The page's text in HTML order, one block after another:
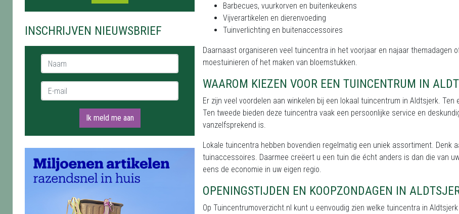
INSCHRIJVEN NIEUWSBRIEF
Naam *
E-mail *
Ik meld me aan
Barbecues, vuurkorven en buitenkeukens
Vijverartikelen en dierenvoeding
Tuinverlichting en buitenaccessoires
Daarnaast organiseren veel tuincentra in het voorjaar en najaar themadagen
moestuinieren of het maken van bloemstukken.
WAAROM KIEZEN VOOR EEN TUINCENTRUM IN
Er zijn veel voordelen aan winkelen bij een lokaal tuincentrum in Aldtsjerk.
Ten tweede bieden deze tuincentra vaak een persoonlijke service en
vanzelfsprekend is.
Lokale tuincentra hebben bovendien regelmatig een uniek assortiment. Denk
tuinaccessoires. Daarmee creëert u een tuin die écht anders is dan die van
eens de economie in uw eigen regio.
OPENINGSTIJDEN EN KOOPZONDAGEN IN
Op Tuincentrumoverzicht.nl kunt u eenvoudig zien welke tuincentra in